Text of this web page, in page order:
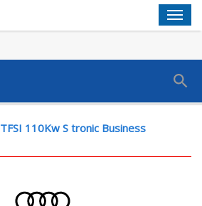
TFSI 110Kw S tronic Business